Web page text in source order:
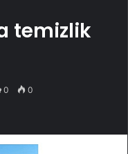
temizlik
0 0